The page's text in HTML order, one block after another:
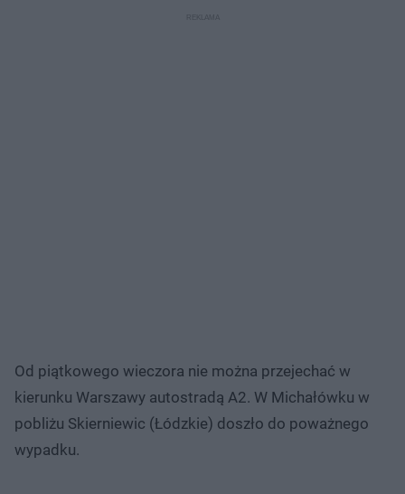
Od piątkowego wieczora nie można przejechać w
kierunku Warszawy autostradą A2. W Michałówku w
pobliżu Skierniewic (Łódzkie) doszło do poważnego
wypadku.